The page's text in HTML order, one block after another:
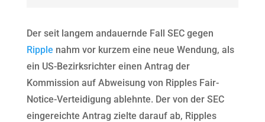
Der seit langem andauernde Fall SEC gegen
Ripple nahm vor kurzem eine neue Wendung, als
ein US-Bezirksrichter einen Antrag der
Kommission auf Abweisung von Ripples Fair-
Notice-Verteidigung ablehnte. Der von der SEC
eingereichte Antrag zielte darauf ab, Ripples